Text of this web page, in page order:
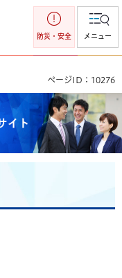
防災・安全 メニュー
ページID：10276
地域を支える産業を